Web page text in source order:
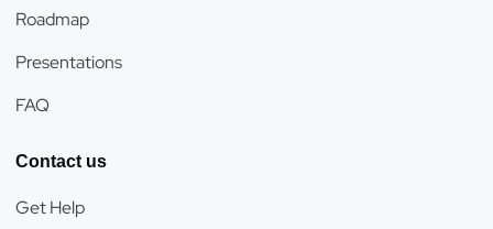
Roadmap
Presentations
FAQ
Contact us
Get Help